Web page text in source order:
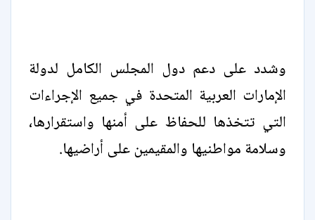
وشدد على دعم دول المجلس الكامل لدولة
الإمارات العربية المتحدة في جميع الإجراءات
التي تتخذها للحفاظ على أمنها واستقرارها،
وسلامة مواطنيها والمقيمين على أراضيها.